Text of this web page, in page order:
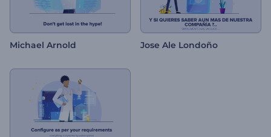
Michael Arnold Jose Ale Londoño